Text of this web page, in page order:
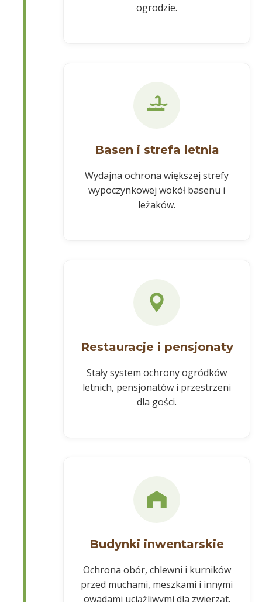
ogrodzie.
Basen i strefa letnia
Wydajna ochrona większej strefy
wypoczynkowej wokół basenu i
leżaków.
Restauracje i pensjonaty
Stały system ochrony ogródków
letnich, pensjonatów i przestrzeni
dla gości.
Budynki inwentarskie
Ochrona obór, chlewni i kurników
przed muchami, meszkami i innymi
owadami uciążliwymi dla zwierząt.